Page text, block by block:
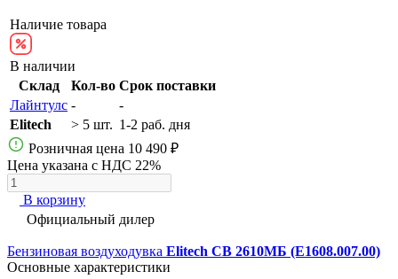
Наличие товара
В наличии
Склад
Кол-во Срок поставки
Лайнтулс -
-
Elitech
> 5 шт. 1-2 раб. дня
Розничная цена 10 490 ₽
Цена указана с НДС 22%
В корзину
Официальный дилер
Бензиновая воздуходувка Elitech СВ 2610МБ (E1608.007.00)
Основные характеристики